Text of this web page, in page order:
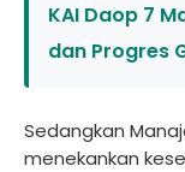
KAI Daop 7
dan Progres
Sedangkan
menekankan